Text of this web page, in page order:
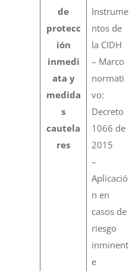
de
protecc
ión
inmedi
ata y
medida
s
cautela
res
Instrume
ntos de
la CIDH
– Marco
normati
vo:
Decreto
1066 de
2015
–
Aplicació
n en
casos de
riesgo
inminent
e